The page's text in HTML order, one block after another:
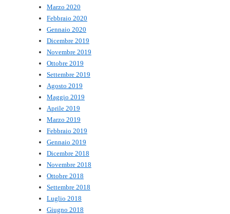
Marzo 2020
Febbraio 2020
Gennaio 2020
Dicembre 2019
Novembre 2019
Ottobre 2019
Settembre 2019
Agosto 2019
Maggio 2019
Aprile 2019
Marzo 2019
Febbraio 2019
Gennaio 2019
Dicembre 2018
Novembre 2018
Ottobre 2018
Settembre 2018
Luglio 2018
Giugno 2018